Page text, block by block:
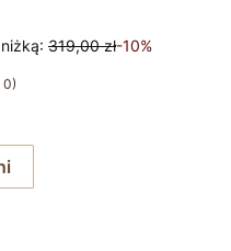
319,00 zł-10%
0)